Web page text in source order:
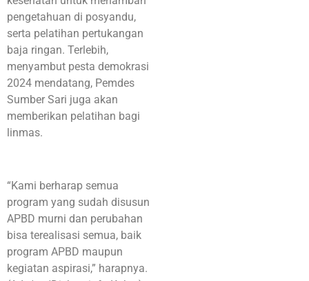
pengetahuan di posyandu,
serta pelatihan pertukangan
baja ringan. Terlebih,
menyambut pesta demokrasi
2024 mendatang, Pemdes
Sumber Sari juga akan
memberikan pelatihan bagi
linmas.
“Kami berharap semua
program yang sudah disusun
APBD murni dan perubahan
bisa terealisasi semua, baik
program APBD maupun
kegiatan aspirasi,” harapnya.